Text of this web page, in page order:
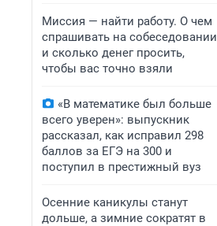
Миссия — найти работу. О чем
спрашивать на собеседовании
и сколько денег просить,
чтобы вас точно взяли
«В математике был больше
всего уверен»: выпускник
рассказал, как исправил 298
баллов за ЕГЭ на 300 и
поступил в престижный вуз
Осенние каникулы станут
дольше, а зимние сократят в